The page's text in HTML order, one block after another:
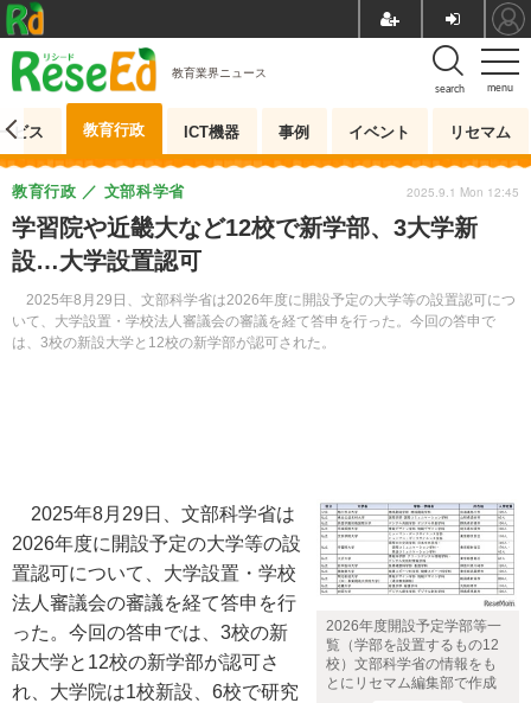
menu
search
教育業界ニュース
ビス 教育行政 ICT機器 事例 イベント リセマム
学習院や近畿大など12校で新学部、3大学新
設…大学設置認可
2025年8月29日、文部科学省は2026年度に開設予定の大学等の設置認可につ
いて、大学設置・学校法人審議会の審議を経て答申を行った。今回の答申で
は、3校の新設大学と12校の新学部が認可された。
教育行政 文部科学省 2025.9.1 Mon 12:45
2026年度開設予定学部等一
覧（学部を設置するもの12
校）文部科学省の情報をも
とにリセマム編集部で作成
2025年8月29日、文部科学省は
2026年度に開設予定の大学等の設
置認可について、大学設置・学校
法人審議会の審議を経て答申を行
った。今回の答申では、3校の新
設大学と12校の新学部が認可さ
れ、大学院は1校新設、6校で研究